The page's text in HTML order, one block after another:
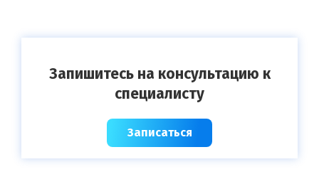
Запишитесь на консультацию к
специалисту
Записаться